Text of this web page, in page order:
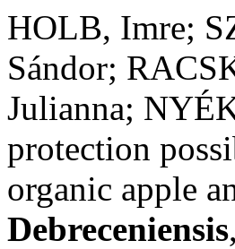
HOLB, Imre;
Sándor;
Julianna;
protection
organic apple
Debreceniensis,